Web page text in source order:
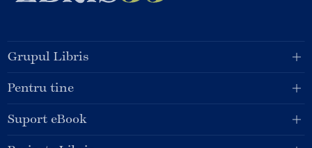
Grupul Libris
Pentru tine
Suport eBook